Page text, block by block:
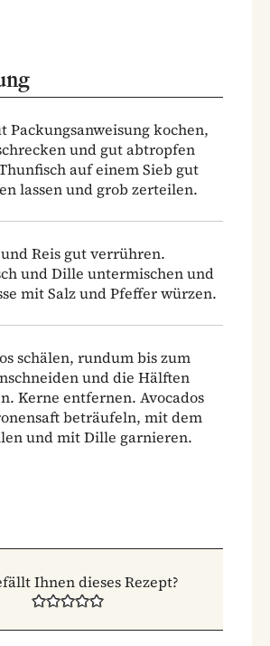
Packungsanweisung kochen,
und gut abtropfen
auf einem Sieb gut
lassen und grob zerteilen.
Reis gut verrühren.
und Dille untermischen und
mit Salz und Pfeffer würzen.
schälen, rundum bis zum
und die Hälften
Kerne entfernen. Avocados
beträufeln, mit dem
und mit Dille garnieren.
Ihnen dieses Rezept?